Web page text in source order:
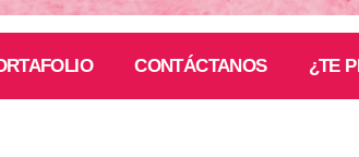
CONTÁCTANOS ¿TE